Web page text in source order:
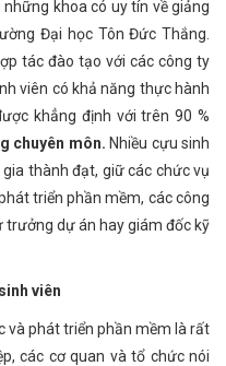
khoa có uy tín về giảng
Đại học Tôn Đức Thắng.
tác đào tạo với các công ty
viên có khả năng thực hành
khẳng định với trên 90 %
chuyên môn.Nhiều cựu sinh
thành đạt, giữ các chức vụ
triển phần mềm, các công
dự án hay giám đốc kỹ
viên
và phát triển phần mềm là rất
các cơ quan và tổ chức nói